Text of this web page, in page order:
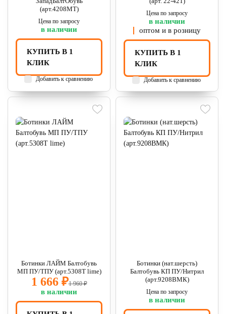
(арт.4208MT)
Цена по запросу
в наличии
КУПИТЬ В 1
КЛИК
Добавить к сравнению
Цена по запросу
в наличии
оптом и в розницу
КУПИТЬ В 1
КЛИК
Добавить к сравнению
Ботинки ЛАЙМ Балтобувь
МП ПУ/ТПУ (арт.5308Т lime)
1 666 ₽1 960 ₽
в наличии
Ботинки (нат.шерсть)
Балтобувь КП ПУ/Нитрил
(арт.9208ВМК)
Цена по запросу
в наличии